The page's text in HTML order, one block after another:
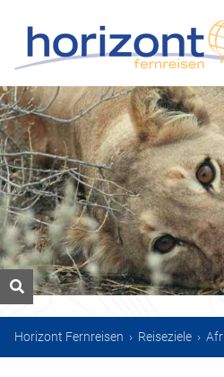
Horizont Fernreisen › Reiseziele ›